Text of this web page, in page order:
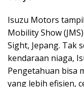
Isuzu Motors
Mobility Show
Sight, Jepang. Tak
kendaraan niaga,
Pengetahuan bisa
yang lebih efisien,